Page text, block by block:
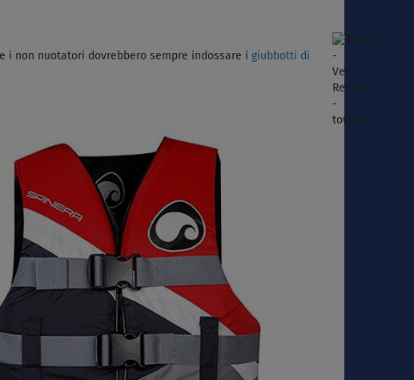
e i non nuotatori dovrebbero sempre indossare i giubbotti di